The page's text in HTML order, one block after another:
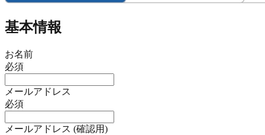
基本情報
お名前
必須
メールアドレス
必須
メールアドレス (確認用)